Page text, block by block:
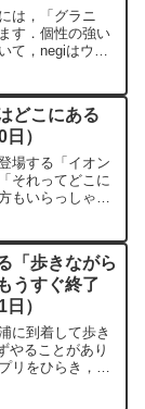
は，「グラニ
す．個性の強い
て，negiはウォ
」の文字が店先
どこにある
）
場する「イオン
それってどこに
もいらっしゃる
に突き出した渥
...
「歩きながら
うすぐ終了
）
に到着して歩き
やることがあり
リをひらき，